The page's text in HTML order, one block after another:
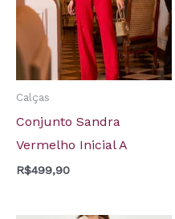
Calças
Conjunto Sandra
Vermelho Inicial A
R$499,90